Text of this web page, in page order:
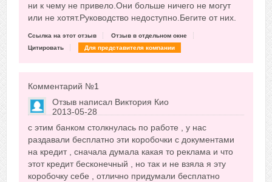
ни к чему не привело.Они больше ничего не могут
или не хотят.Руководство недоступно.Бегите от них.
Ссылка на этот отзыв
Отзыв в отдельном окне
Цитировать
Для представителя компании
Комментарий №1
Отзыв написал Виктория Кио
2013-05-28
+1
Сказать друзьям об отзыве
с этим банком столкнулась по работе , у нас
раздавали бесплатно эти коробочки с документами
на кредит , сначала думала какая то реклама и что
этот кредит бесконечный , но так и не взяла я эту
коробочку себе , отлично придумали бесплатно